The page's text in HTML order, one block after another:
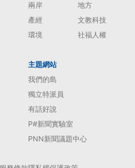
兩岸
地方
產經
文教科技
環境
社福人權
主題網站
我們的島
獨立特派員
有話好說
P#新聞實驗室
PNN新聞議題中心